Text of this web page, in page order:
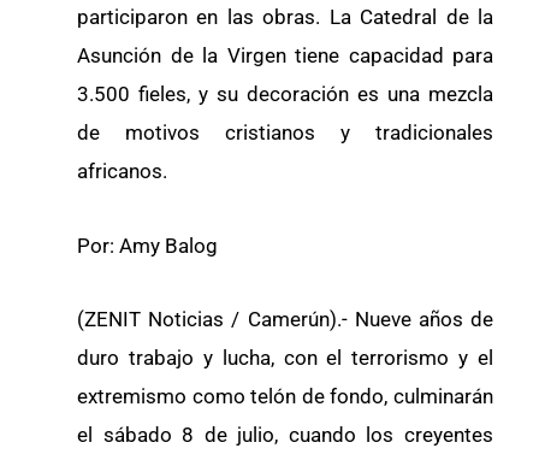
participaron en las obras. La Catedral de la
Asunción de la Virgen tiene capacidad para
3.500 fieles, y su decoración es una mezcla
de motivos cristianos y tradicionales
africanos.
Por: Amy Balog
(ZENIT Noticias / Camerún).- Nueve años de
duro trabajo y lucha, con el terrorismo y el
extremismo como telón de fondo, culminarán
el sábado 8 de julio, cuando los creyentes